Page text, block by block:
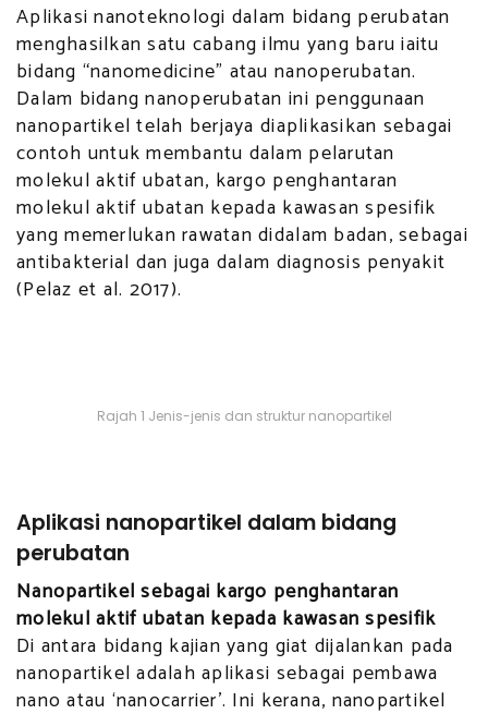
Aplikasi nanoteknologi dalam bidang perubatan
menghasilkan satu cabang ilmu yang baru iaitu
bidang “nanomedicine” atau nanoperubatan.
Dalam bidang nanoperubatan ini penggunaan
nanopartikel telah berjaya diaplikasikan sebagai
contoh untuk membantu dalam pelarutan
molekul aktif ubatan, kargo penghantaran
molekul aktif ubatan kepada kawasan spesifik
yang memerlukan rawatan didalam badan, sebagai
antibakterial dan juga dalam diagnosis penyakit
(Pelaz et al. 2017).
Rajah 1 Jenis-jenis dan struktur nanopartikel
Aplikasi nanopartikel dalam bidang
perubatan
Nanopartikel sebagai kargo penghantaran
molekul aktif ubatan kepada kawasan spesifik
Di antara bidang kajian yang giat dijalankan pada
nanopartikel adalah aplikasi sebagai pembawa
nano atau ‘nanocarrier’. Ini kerana, nanopartikel